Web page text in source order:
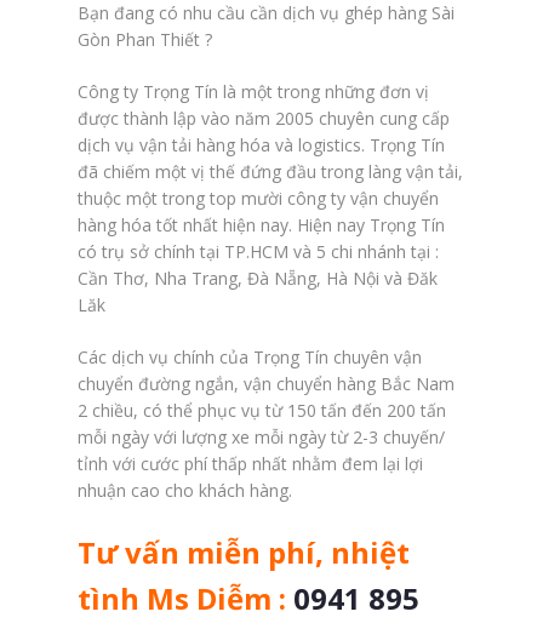
Bạn đang có nhu cầu cần dịch vụ ghép hàng Sài
Gòn Phan Thiết ?
Công ty Trọng Tín là một trong những đơn vị
được thành lập vào năm 2005 chuyên cung cấp
dịch vụ vận tải hàng hóa và logistics. Trọng Tín
đã chiếm một vị thế đứng đầu trong làng vận tải,
thuộc một trong top mười công ty vận chuyển
hàng hóa tốt nhất hiện nay. Hiện nay Trọng Tín
có trụ sở chính tại TP.HCM và 5 chi nhánh tại :
Cần Thơ, Nha Trang, Đà Nẵng, Hà Nội và Đăk
Lăk
Các dịch vụ chính của Trọng Tín chuyên vận
chuyển đường ngắn, vận chuyển hàng Bắc Nam
2 chiều, có thể phục vụ từ 150 tấn đến 200 tấn
mỗi ngày với lượng xe mỗi ngày từ 2-3 chuyến/
tỉnh với cước phí thấp nhất nhằm đem lại lợi
nhuận cao cho khách hàng.
Tư vấn miễn phí, nhiệt
tình Ms Diễm : 0941 895